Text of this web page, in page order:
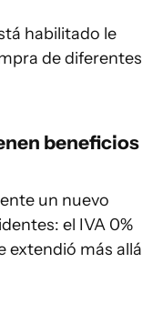
habilitado le
de diferentes
beneficios
un nuevo
el IVA 0%
extendió más allá